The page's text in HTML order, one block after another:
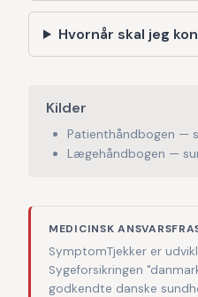
Hvornår skal jeg
Kilder
Patienthåndbogen —
Lægehåndbogen —
MEDICINSK
SymptomTjekker er
Sygeforsikringen
godkendte danske